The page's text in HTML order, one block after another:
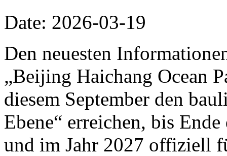
Date: 2026-03-19
Den neuesten
„Beijing Haichang Ocean
diesem September den
Ebene“ erreichen, bis
und im Jahr 2027 offiziell